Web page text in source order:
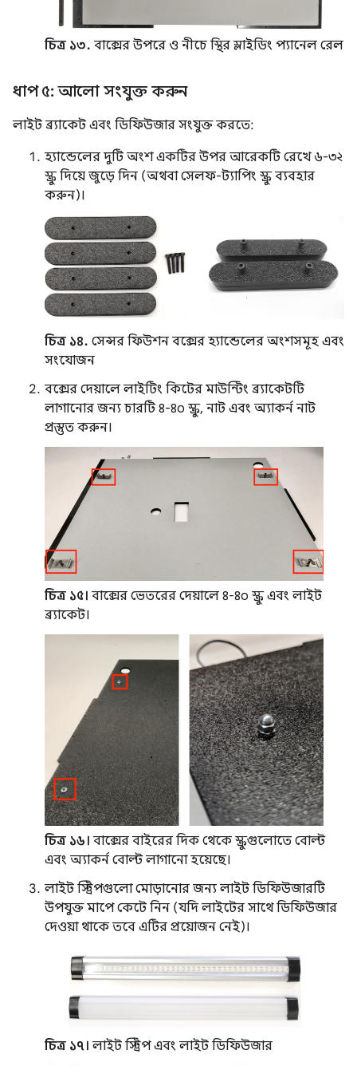
চিত্র ১৩. বাক্সের উপরে ও নীচে স্থির স্লাইডিং প্যানেল রেল
ধাপ ৫: আলো সংযুক্ত করুন
লাইট ব্র্যাকেট এবং ডিফিউজার সংযুক্ত করতে:
হ্যান্ডেলের দুটি অংশ একটির উপর আরেকটি রেখে ৬-৩২
স্ক্রু দিয়ে জুড়ে দিন (অথবা সেলফ-ট্যাপিং স্ক্রু ব্যবহার
করুন)।
চিত্র ১৪. সেন্সর ফিউশন বক্সের হ্যান্ডেলের অংশসমূহ এবং
সংযোজন
বক্সের দেয়ালে লাইটিং কিটের মাউন্টিং ব্র্যাকেটটি
লাগানোর জন্য চারটি ৪-৪০ স্ক্রু, নাট এবং অ্যাকর্ন নাট
প্রস্তুত করুন।
চিত্র ১৫। বাক্সের ভেতরের দেয়ালে ৪-৪০ স্ক্রু এবং লাইট
ব্র্যাকেট।
চিত্র ১৬। বাক্সের বাইরের দিক থেকে স্ক্রুগুলোতে বোল্ট
এবং অ্যাকর্ন বোল্ট লাগানো হয়েছে।
লাইট স্ট্রিপগুলো মোড়ানোর জন্য লাইট ডিফিউজারটি
উপযুক্ত মাপে কেটে নিন (যদি লাইটের সাথে ডিফিউজার
দেওয়া থাকে তবে এটির প্রয়োজন নেই)।
চিত্র ১৭। লাইট স্ট্রিপ এবং লাইট ডিফিউজার